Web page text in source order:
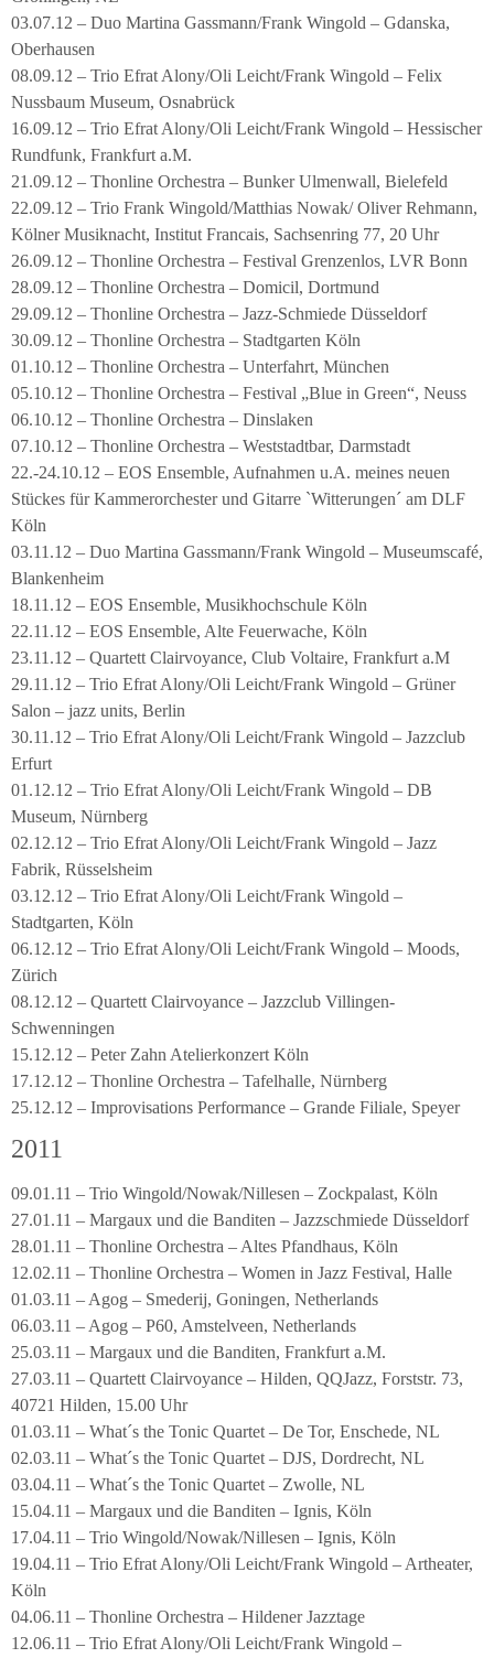
03.07.12 – Duo Martina Gassmann/Frank Wingold – Gdanska,
Oberhausen
08.09.12 – Trio Efrat Alony/Oli Leicht/Frank Wingold – Felix
Nussbaum Museum, Osnabrück
16.09.12 – Trio Efrat Alony/Oli Leicht/Frank Wingold – Hessischer
Rundfunk, Frankfurt a.M.
21.09.12 – Thonline Orchestra – Bunker Ulmenwall, Bielefeld
22.09.12 – Trio Frank Wingold/Matthias Nowak/ Oliver Rehmann,
Kölner Musiknacht, Institut Francais, Sachsenring 77, 20 Uhr
26.09.12 – Thonline Orchestra – Festival Grenzenlos, LVR Bonn
28.09.12 – Thonline Orchestra – Domicil, Dortmund
29.09.12 – Thonline Orchestra – Jazz-Schmiede Düsseldorf
30.09.12 – Thonline Orchestra – Stadtgarten Köln
01.10.12 – Thonline Orchestra – Unterfahrt, München
05.10.12 – Thonline Orchestra – Festival „Blue in Green“, Neuss
06.10.12 – Thonline Orchestra – Dinslaken
07.10.12 – Thonline Orchestra – Weststadtbar, Darmstadt
22.-24.10.12 – EOS Ensemble, Aufnahmen u.A. meines neuen
Stückes für Kammerorchester und Gitarre `Witterungen´ am DLF
Köln
03.11.12 – Duo Martina Gassmann/Frank Wingold – Museumscafé,
Blankenheim
18.11.12 – EOS Ensemble, Musikhochschule Köln
22.11.12 – EOS Ensemble, Alte Feuerwache, Köln
23.11.12 – Quartett Clairvoyance, Club Voltaire, Frankfurt a.M
29.11.12 – Trio Efrat Alony/Oli Leicht/Frank Wingold – Grüner
Salon – jazz units, Berlin
30.11.12 – Trio Efrat Alony/Oli Leicht/Frank Wingold – Jazzclub
Erfurt
01.12.12 – Trio Efrat Alony/Oli Leicht/Frank Wingold – DB
Museum, Nürnberg
02.12.12 – Trio Efrat Alony/Oli Leicht/Frank Wingold – Jazz
Fabrik, Rüsselsheim
03.12.12 – Trio Efrat Alony/Oli Leicht/Frank Wingold –
Stadtgarten, Köln
06.12.12 – Trio Efrat Alony/Oli Leicht/Frank Wingold – Moods,
Zürich
08.12.12 – Quartett Clairvoyance – Jazzclub Villingen-
Schwenningen
15.12.12 – Peter Zahn Atelierkonzert Köln
17.12.12 – Thonline Orchestra – Tafelhalle, Nürnberg
25.12.12 – Improvisations Performance – Grande Filiale, Speyer
2011
09.01.11 – Trio Wingold/Nowak/Nillesen – Zockpalast, Köln
27.01.11 – Margaux und die Banditen – Jazzschmiede Düsseldorf
28.01.11 – Thonline Orchestra – Altes Pfandhaus, Köln
12.02.11 – Thonline Orchestra – Women in Jazz Festival, Halle
01.03.11 – Agog – Smederij, Goningen, Netherlands
06.03.11 – Agog – P60, Amstelveen, Netherlands
25.03.11 – Margaux und die Banditen, Frankfurt a.M.
27.03.11 – Quartett Clairvoyance – Hilden, QQJazz, Forststr. 73,
40721 Hilden, 15.00 Uhr
01.03.11 – What´s the Tonic Quartet – De Tor, Enschede, NL
02.03.11 – What´s the Tonic Quartet – DJS, Dordrecht, NL
03.04.11 – What´s the Tonic Quartet – Zwolle, NL
15.04.11 – Margaux und die Banditen – Ignis, Köln
17.04.11 – Trio Wingold/Nowak/Nillesen – Ignis, Köln
19.04.11 – Trio Efrat Alony/Oli Leicht/Frank Wingold – Artheater,
Köln
04.06.11 – Thonline Orchestra – Hildener Jazztage
12.06.11 – Trio Efrat Alony/Oli Leicht/Frank Wingold –